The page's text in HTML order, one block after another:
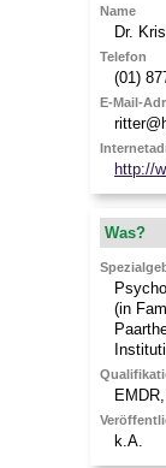
Name
Dr.
Telefon
(01)
E-Mail-
http://
Was?
(in
k.A.